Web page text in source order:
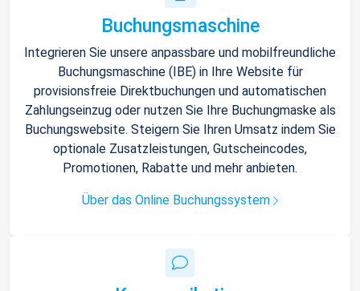
Buchungsmaschine
Integrieren Sie unsere anpassbare und mobilfreundliche
Buchungsmaschine (IBE) in Ihre Website für
provisionsfreie Direktbuchungen und automatischen
Zahlungseinzug oder nutzen Sie Ihre Buchungmaske als
Buchungswebsite. Steigern Sie Ihren Umsatz indem Sie
optionale Zusatzleistungen, Gutscheincodes,
Promotionen, Rabatte und mehr anbieten.
Über das Online Buchungssystem